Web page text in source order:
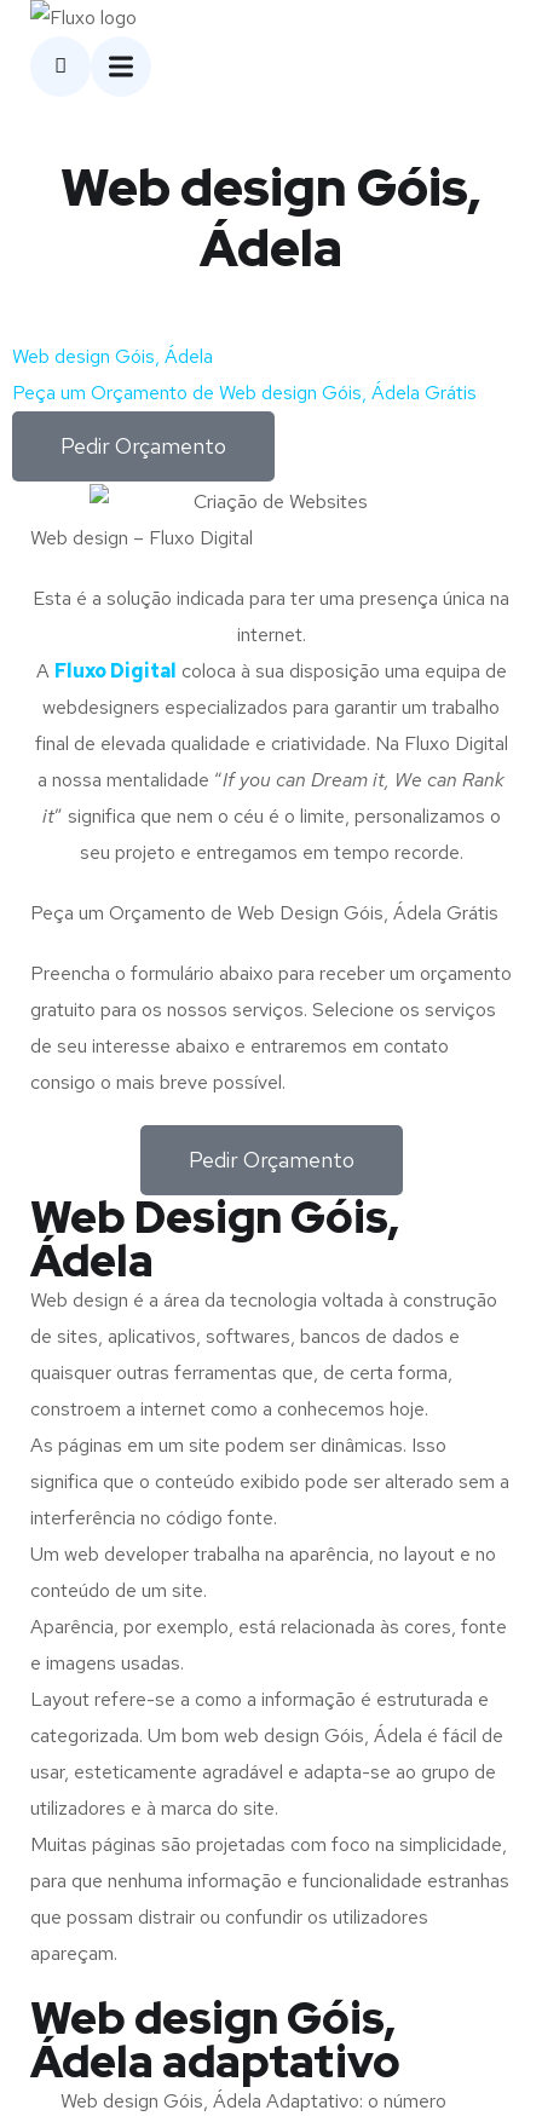
Web design Góis,
Ádela
Web design Góis, Ádela
Peça um Orçamento de Web design Góis, Ádela Grátis
Pedir Orçamento
Web design – Fluxo Digital
Esta é a solução indicada para ter uma presença única na
internet.
A Fluxo Digital coloca à sua disposição uma equipa de
webdesigners especializados para garantir um trabalho
final de elevada qualidade e criatividade. Na Fluxo Digital
a nossa mentalidade “If you can Dream it, We can Rank
it” significa que nem o céu é o limite, personalizamos o
seu projeto e entregamos em tempo recorde.
Peça um Orçamento de Web Design Góis, Ádela Grátis
Preencha o formulário abaixo para receber um orçamento
gratuito para os nossos serviços. Selecione os serviços
de seu interesse abaixo e entraremos em contato
consigo o mais breve possível.
Pedir Orçamento
Web Design Góis,
Ádela
Web design é a área da tecnologia voltada à construção
de sites, aplicativos, softwares, bancos de dados e
quaisquer outras ferramentas que, de certa forma,
constroem a internet como a conhecemos hoje.
As páginas em um site podem ser dinâmicas. Isso
significa que o conteúdo exibido pode ser alterado sem a
interferência no código fonte.
Um web developer trabalha na aparência, no layout e no
conteúdo de um site.
Aparência, por exemplo, está relacionada às cores, fonte
e imagens usadas.
Layout refere-se a como a informação é estruturada e
categorizada. Um bom web design Góis, Ádela é fácil de
usar, esteticamente agradável e adapta-se ao grupo de
utilizadores e à marca do site.
Muitas páginas são projetadas com foco na simplicidade,
para que nenhuma informação e funcionalidade estranhas
que possam distrair ou confundir os utilizadores
apareçam.
Web design Góis,
Ádela adaptativo
Web design Góis, Ádela Adaptativo: o número